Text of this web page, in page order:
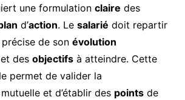
une formulation claire des
d’action. Le salarié doit repartir
de son évolution
des objectifsà atteindre. Cette
permet de valider la
et d’établir des pointsde